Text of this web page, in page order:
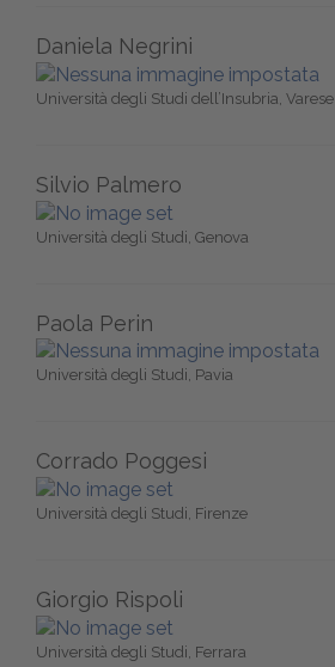
Daniela Negrini
Università degli Studi dell’Insubria, Varese
Silvio Palmero
Università degli Studi, Genova
Paola Perin
Università degli Studi, Pavia
Corrado Poggesi
Università degli Studi, Firenze
Giorgio Rispoli
Università degli Studi, Ferrara